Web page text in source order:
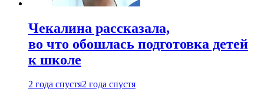
Чекалина рассказала,
во что обошлась подготовка детей
к школе
2 года спустя2 года спустя